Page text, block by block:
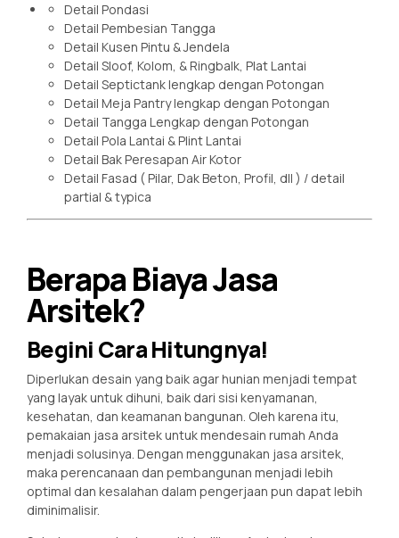
Detail Pondasi
Detail Pembesian Tangga
Detail Kusen Pintu & Jendela
Detail Sloof, Kolom, & Ringbalk, Plat Lantai
Detail Septictank lengkap dengan Potongan
Detail Meja Pantry lengkap dengan Potongan
Detail Tangga Lengkap dengan Potongan
Detail Pola Lantai & Plint Lantai
Detail Bak Peresapan Air Kotor
Detail Fasad ( Pilar, Dak Beton, Profil, dll ) / detail
partial & typica
Berapa Biaya Jasa
Arsitek?
Begini Cara Hitungnya!
Diperlukan desain yang baik agar hunian menjadi tempat
yang layak untuk dihuni, baik dari sisi kenyamanan,
kesehatan, dan keamanan bangunan. Oleh karena itu,
pemakaian jasa arsitek untuk mendesain rumah Anda
menjadi solusinya. Dengan menggunakan jasa arsitek,
maka perencanaan dan pembangunan menjadi lebih
optimal dan kesalahan dalam pengerjaan pun dapat lebih
diminimalisir.